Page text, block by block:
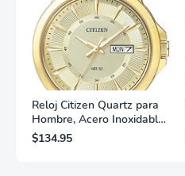
Reloj Citizen Quartz para
Hombre, Acero Inoxidable,
Clásico, Dorado
$134.95